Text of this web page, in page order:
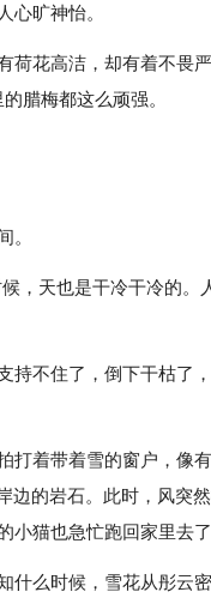
心旷神怡。
荷花高洁，却有着不畏
腊梅都这么顽强。
。
，天也是干冷干冷的。
持不住了，倒下干枯了
打着带着雪的窗户，像
的岩石。此时，风突然
猫也急忙跑回家里去了
么时候，雪花从彤云